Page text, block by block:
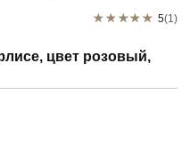
5(1)
цвет розовый,